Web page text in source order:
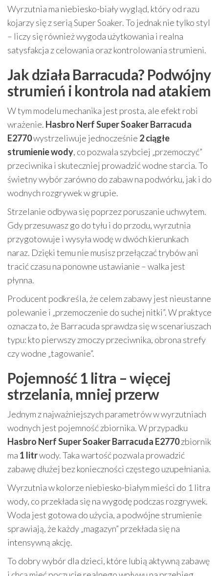
Wyrzutnia ma niebiesko-biały wygląd, który od razu
kojarzy się z serią Super Soaker. To jednak nie tylko styl
– liczy się również wygoda użytkowania i realna
satysfakcja z celowania oraz kontrolowania strumieni.
Jak działa Barracuda? Podwójny
strumień i kontrola nad atakiem
W tym modelu mechanika jest prosta, ale efekt robi
wrażenie. Hasbro Nerf Super Soaker Barracuda
E2770wystrzeliwuje jednocześnie 2 ciągłe
strumienie wody, co pozwala szybciej „przemoczyć”
przeciwnika i skuteczniej prowadzić wodne starcia. To
świetny wybór zarówno do zabaw na podwórku, jak i do
wodnych rozgrywek w grupie.
Strzelanie odbywa się poprzez poruszanie uchwytem.
Gdy przesuwasz go do tyłu i do przodu, wyrzutnia
przygotowuje i wysyła wodę w dwóch kierunkach
naraz. Dzięki temu nie musisz przełączać trybów ani
tracić czasu na ponowne ustawianie – walka jest
płynna.
Producent podkreśla, że celem zabawy jest nieustanne
polewanie i „przemoczenie do suchej nitki”. W praktyce
oznacza to, że Barracuda sprawdza się w scenariuszach
typu: kto pierwszy zmoczy przeciwnika, obrona strefy
czy wodne „tagowanie”.
Pojemność 1 litra – więcej
strzelania, mniej przerw
Jednym z najważniejszych parametrów w wyrzutniach
wodnych jest pojemność zbiornika. W przypadku
Hasbro Nerf Super Soaker Barracuda E2770zbiornik
ma 1 litrwody. Taka wartość pozwala prowadzić
zabawę dłużej bez konieczności częstego uzupełniania.
Wyrzutnia w kolorze niebiesko-białym mieści do 1 litra
wody, co przekłada się na wygodę podczas rozgrywek.
Woda jest gotowa do użycia, a podwójne strumienie
sprawiają, że każdy „magazyn” przekłada się na
intensywną akcję.
To dobry wybór dla dzieci, które lubią aktywną zabawę